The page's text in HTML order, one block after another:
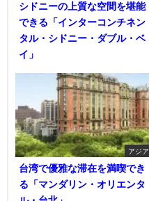
シドニーの上質な空間を堪能
できる「インターコンチネン
タル・シドニー・ダブル・ベ
イ」
アジア
台湾で優雅な滞在を満喫でき
る「マンダリン・オリエンタ